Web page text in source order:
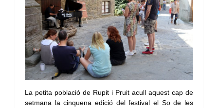
La petita població de Rupit i Pruit acull aquest cap de
setmana la cinquena edició del festival el So de les